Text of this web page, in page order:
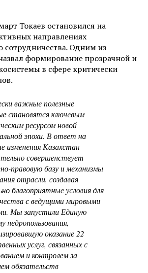
Токаев остановился на
направлениях
сотрудничества. Одним из
формирование прозрачной и
в сфере критически
важные полезные
становятся ключевым
ресурсом новой
эпохи. В ответ на
изменения Казахстан
совершенствует
правовую базу и механизмы
отрасли, создавая
благоприятные условия для
с ведущими мировыми
Мы запустили Единую
недропользования,
оказание 22
услуг, связанных с
и контролем за
обязательств